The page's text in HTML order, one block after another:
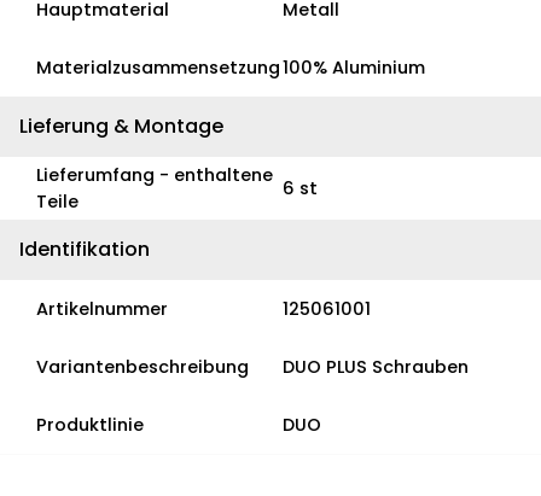
Hauptmaterial Metall
Materialzusammensetzung100% Aluminium
Lieferung & Montage
Lieferumfang - enthaltene
Teile
6 st
Identifikation
Artikelnummer 125061001
Variantenbeschreibung DUO PLUS Schrauben
Produktlinie DUO